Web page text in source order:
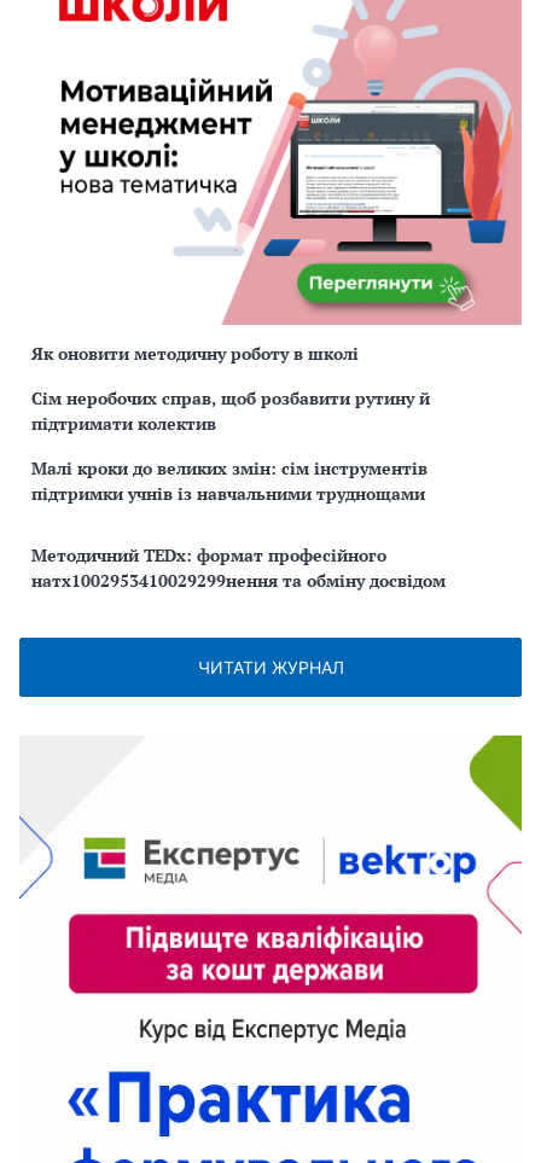
Як оновити методичну роботу в школі
Сім неробочих справ, щоб розбавити рутину й
підтримати колектив
Малі кроки до великих змін: сім інструментів
підтримки учнів із навчальними труднощами
Методичний TEDx: формат професійного
натх1002953410029299нення та обміну досвідом
ЧИТАТИ ЖУРНАЛ